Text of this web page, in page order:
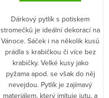
Dárkový pytlík s potiskem
stromečků je ideální dekorací na
Vánoce. Sáček i na několik kusů
prádla s krabičkou či více bez
krabičky. Velké kusy jako
pyžama apod. se však do něj
nevejdou. Pytlík je zajímavý
materiálem, který imituje jutu, a